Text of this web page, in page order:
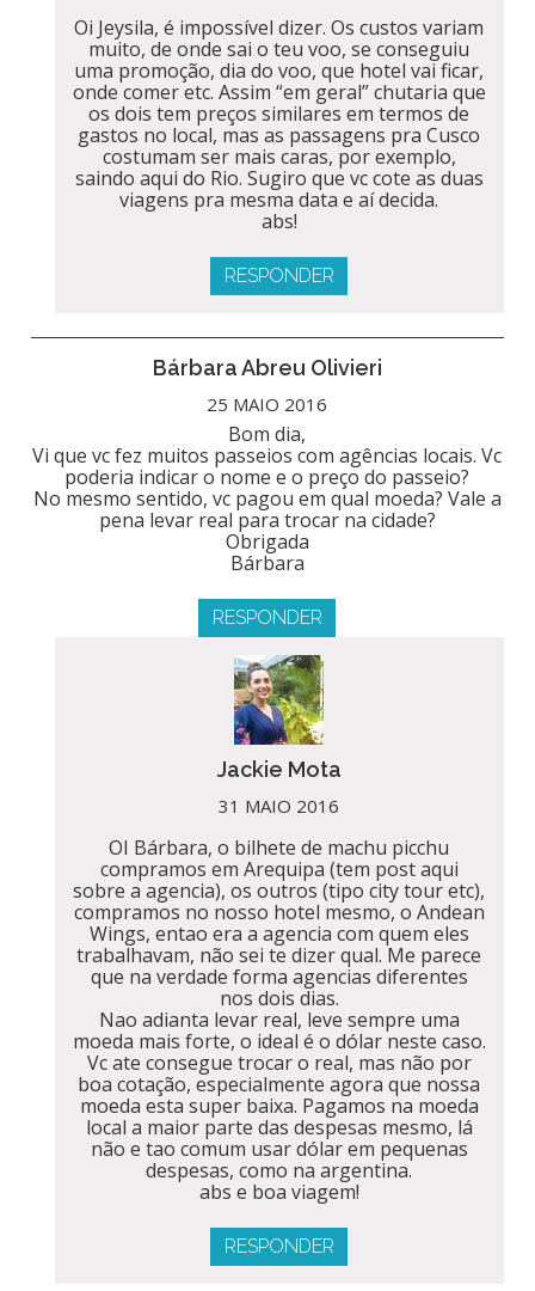
Oi Jeysila, é impossível dizer. Os custos variam
muito, de onde sai o teu voo, se conseguiu
uma promoção, dia do voo, que hotel vai ficar,
onde comer etc. Assim “em geral” chutaria que
os dois tem preços similares em termos de
gastos no local, mas as passagens pra Cusco
costumam ser mais caras, por exemplo,
saindo aqui do Rio. Sugiro que vc cote as duas
viagens pra mesma data e aí decida.
abs!
RESPONDER
Bárbara Abreu Olivieri
25 MAIO 2016
Bom dia,
Vi que vc fez muitos passeios com agências locais. Vc
poderia indicar o nome e o preço do passeio?
No mesmo sentido, vc pagou em qual moeda? Vale a
pena levar real para trocar na cidade?
Obrigada
Bárbara
RESPONDER
Jackie Mota
31 MAIO 2016
OI Bárbara, o bilhete de machu picchu
compramos em Arequipa (tem post aqui
sobre a agencia), os outros (tipo city tour etc),
compramos no nosso hotel mesmo, o Andean
Wings, entao era a agencia com quem eles
trabalhavam, não sei te dizer qual. Me parece
que na verdade forma agencias diferentes
nos dois dias.
Nao adianta levar real, leve sempre uma
moeda mais forte, o ideal é o dólar neste caso.
Vc ate consegue trocar o real, mas não por
boa cotação, especialmente agora que nossa
moeda esta super baixa. Pagamos na moeda
local a maior parte das despesas mesmo, lá
não e tao comum usar dólar em pequenas
despesas, como na argentina.
abs e boa viagem!
RESPONDER